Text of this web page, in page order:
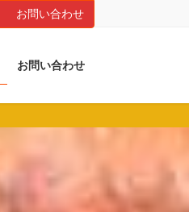
お問い合わせ
お問い合わせ